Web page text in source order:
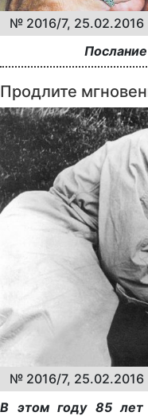
№ 2016/7, 25.02.2016
Продлите
№ 2016/7, 25.02.2016
В этом году 85 лет